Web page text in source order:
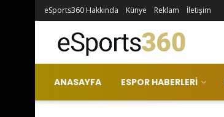
eSports360 Hakkında Künye Reklam İletişim
ANASAYFA ESPOR HABERLERI